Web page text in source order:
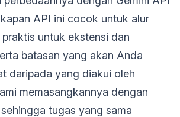
API ini cocok untuk alur
untuk ekstensi dan
batasan yang akan Anda
daripada yang diakui oleh
memasangkannya dengan
tugas yang sama